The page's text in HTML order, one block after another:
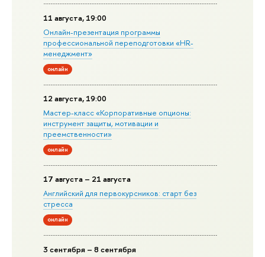
11 августа, 19:00
Онлайн-презентация программы
профессиональной переподготовки «HR-
менеджмент»
онлайн
12 августа, 19:00
Мастер-класс «Корпоративные опционы:
инструмент защиты, мотивации и
преемственности»
онлайн
17 августа – 21 августа
Английский для первокурсников: старт без
стресса
онлайн
3 сентября – 8 сентября